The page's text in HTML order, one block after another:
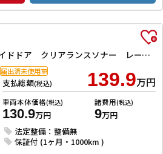
ハイブリッドG 両側スライドドア クリアランスソナー レーンアシスト オートライト スマートキー アイドリングストップ 電動格納ミラー ベンチシート CVT ESC エアコン パワーステアリング パワーウィンドウ
支払総額(税込) 139.9万円
車両本体価格(税込)
130.9万円
諸費用(税込)
9万円
法定整備：整備無
保証付 (1ヶ月・1000km )
届出済未使用車